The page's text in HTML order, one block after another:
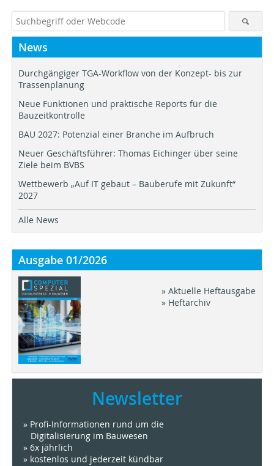
News
Durchgängiger TGA-Workflow von der Konzept- bis zur
Trassenplanung
Neue Funktionen und praktische Reports für die
Bauzeitkontrolle
BAU 2027: Potenzial einer Branche im Aufbruch
Neuer Geschäftsführer: Thomas Eichinger über seine
Ziele beim BVBS
Wettbewerb „Auf IT gebaut – Bauberufe mit Zukunft“
2027
Alle News
Ausgabe 01/2026
» Aktuelle Heftausgabe
» Heftarchiv
Newsletter
» Profi-Informationen rund um die
Digitalisierung im Bauwesen
» 6x jährlich
» kostenlos und jederzeit kündbar